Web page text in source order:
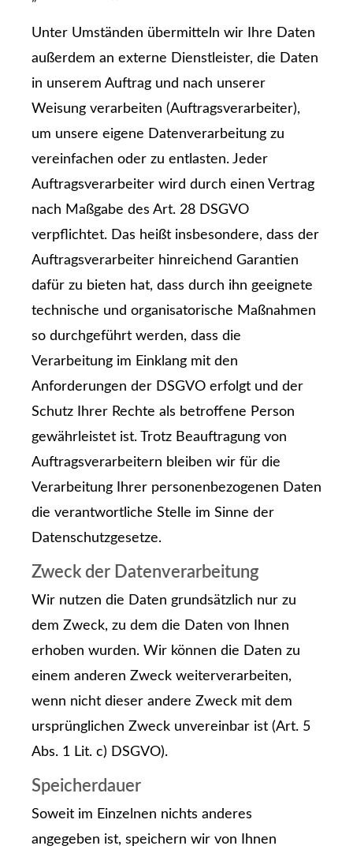
Unter Umständen übermitteln wir Ihre Daten
außerdem an externe Dienstleister, die Daten
in unserem Auftrag und nach unserer
Weisung verarbeiten (Auftragsverarbeiter),
um unsere eigene Datenverarbeitung zu
vereinfachen oder zu entlasten. Jeder
Auftragsverarbeiter wird durch einen Vertrag
nach Maßgabe des Art. 28 DSGVO
verpflichtet. Das heißt insbesondere, dass der
Auftragsverarbeiter hinreichend Garantien
dafür zu bieten hat, dass durch ihn geeignete
technische und organisatorische Maßnahmen
so durchgeführt werden, dass die
Verarbeitung im Einklang mit den
Anforderungen der DSGVO erfolgt und der
Schutz Ihrer Rechte als betroffene Person
gewährleistet ist. Trotz Beauftragung von
Auftragsverarbeitern bleiben wir für die
Verarbeitung Ihrer personenbezogenen Daten
die verantwortliche Stelle im Sinne der
Datenschutzgesetze.
Zweck der Datenverarbeitung
Wir nutzen die Daten grundsätzlich nur zu
dem Zweck, zu dem die Daten von Ihnen
erhoben wurden. Wir können die Daten zu
einem anderen Zweck weiterverarbeiten,
wenn nicht dieser andere Zweck mit dem
ursprünglichen Zweck unvereinbar ist (Art. 5
Abs. 1 Lit. c) DSGVO).
Speicherdauer
Soweit im Einzelnen nichts anderes
angegeben ist, speichern wir von Ihnen